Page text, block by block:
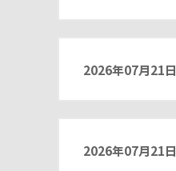
2026年07月21日
2026年07月21日